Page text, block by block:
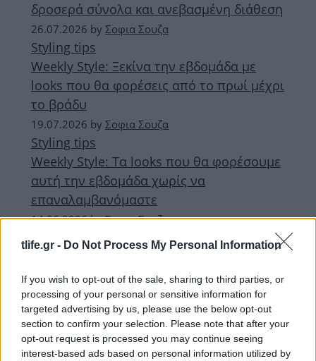
tlife.gr - Do Not Process My Personal Information
If you wish to opt-out of the sale, sharing to third parties, or
processing of your personal or sensitive information for
targeted advertising by us, please use the below opt-out
section to confirm your selection. Please note that after your
opt-out request is processed you may continue seeing
interest-based ads based on personal information utilized by
δροσερά σύνολα και ανεβασμένη διάθεση
26.07.2026 by Σοφια Σουζα
Styling tips
Weekly Style: Ξεκίνα την εβδομάδα με
looks που θα φορέσεις από το πρωί μέχρι
το βράδυ
19.07.2026 by Σοφια Σουζα
Styling tips
Weekly Style: Τα looks που θα φορέσουμε
αυτή την εβδομάδα χωρίς να
επαναλαμβανόμαστε
14.06.2026byΣοφια Σουζα
Styling tips
Weekly Style: Νέα εβδομάδα, νέες ιδέες
για τα looks μας
24.05.2026by Σοφια Σουζα
Fashion
Weekly Style: Φτιάχνουμε σύνολα που
λειτουργούν από το πρωί μέχρι το βράδυ